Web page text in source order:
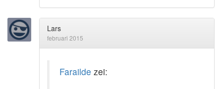
Lars
februari 2015
Farailde zei: